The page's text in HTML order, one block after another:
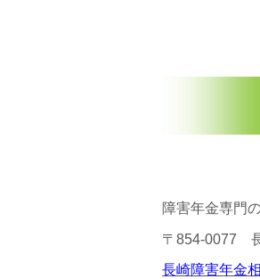
障害年金専門
〒854-0077
長崎障害年金